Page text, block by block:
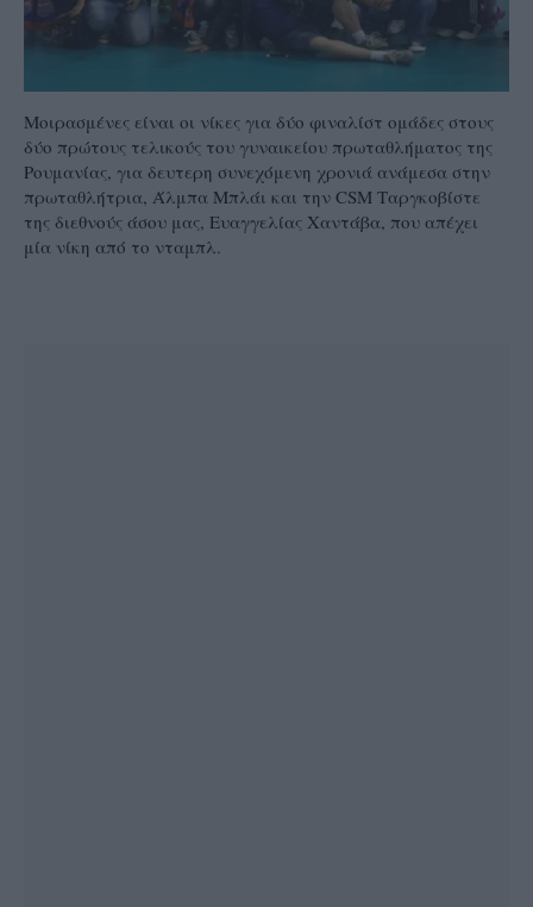
Μοιρασμένες είναι οι νίκες για δύο φιναλίστ ομάδες στους
δύο πρώτους τελικούς του γυναικείου πρωταθλήματος της
Ρουμανίας, για δευτερη συνεχόμενη χρονιά ανάμεσα στην
πρωταθλήτρια, Άλμπα Μπλάι και την CSM Ταργκοβίστε
της διεθνούς άσου μας, Ευαγγελίας Χαντάβα, που απέχει
μία νίκη από το νταμπλ.